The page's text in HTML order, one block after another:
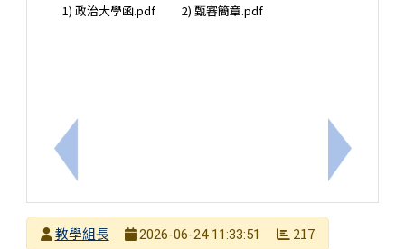
上一筆：臺南市立崇明國中115學年度代理教師甄選
1) 政治大學函.pdf 2) 甄審簡章.pdf
下一筆：
發布者
教學組長
2026-06-24 11:33:51 217